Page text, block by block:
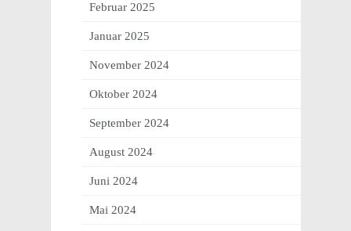
Februar 2025
Januar 2025
November 2024
Oktober 2024
September 2024
August 2024
Juni 2024
Mai 2024